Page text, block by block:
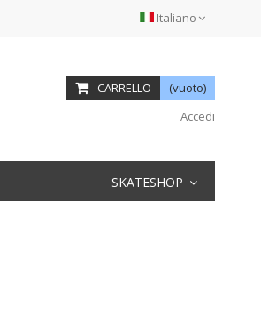
Italiano
CARRELLO
(vuoto)
Accedi
SKATESHOP